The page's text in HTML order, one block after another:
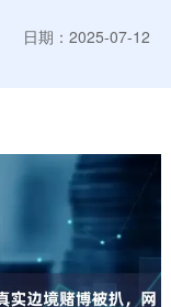
日期：2025-07-12